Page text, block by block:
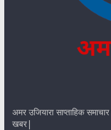
अमर उजियारा साप्ताहिक
खबर|